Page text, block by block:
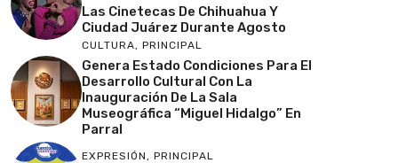
Las Cinetecas De Chihuahua Y
Ciudad Juárez Durante Agosto
CULTURA, PRINCIPAL
Genera Estado Condiciones Para El
Desarrollo Cultural Con La
Inauguración De La Sala
Museográfica “Miguel Hidalgo” En
Parral
EXPRESIÓN, PRINCIPAL